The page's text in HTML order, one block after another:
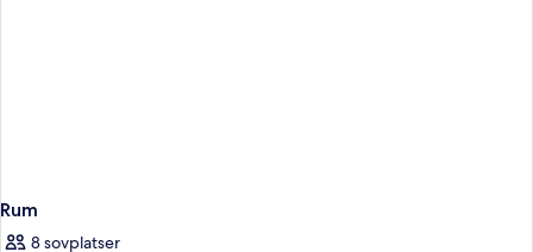
Rum
8 sovplatser